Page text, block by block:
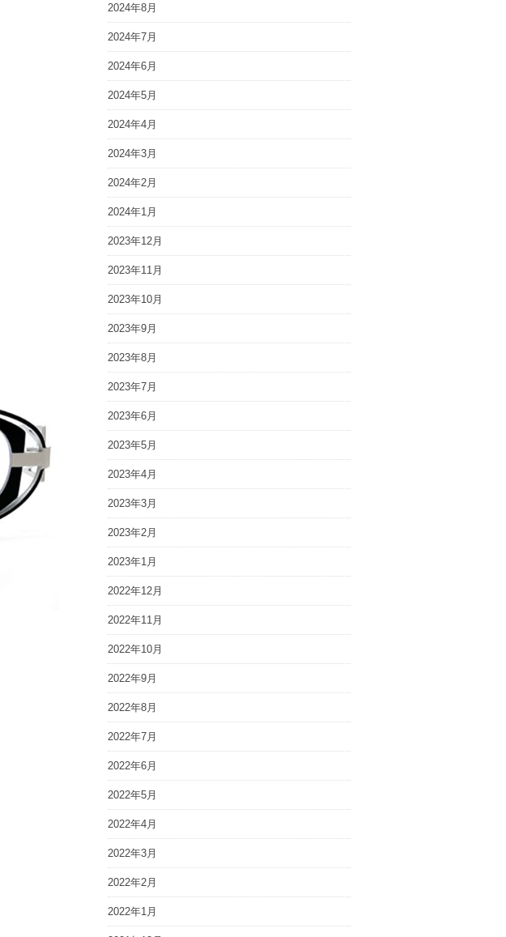
2024年8月
2024年7月
2024年6月
2024年5月
2024年4月
2024年3月
2024年2月
2024年1月
2023年12月
2023年11月
2023年10月
2023年9月
2023年8月
2023年7月
2023年6月
2023年5月
2023年4月
2023年3月
2023年2月
2023年1月
2022年12月
2022年11月
2022年10月
2022年9月
2022年8月
2022年7月
2022年6月
2022年5月
2022年4月
2022年3月
2022年2月
2022年1月